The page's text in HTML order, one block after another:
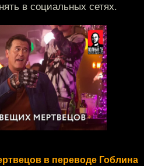
в социальных сетях.
в переводе Гоблина